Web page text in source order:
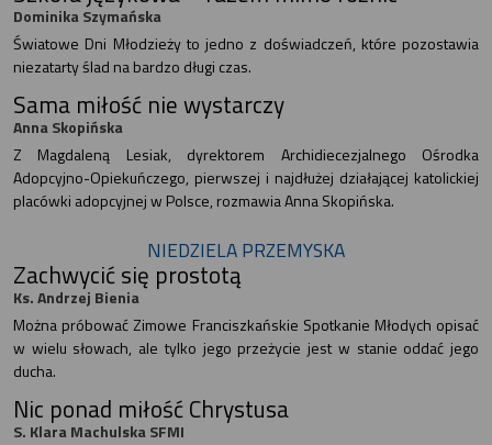
Dominika Szymańska
Światowe Dni Młodzieży to jedno z doświadczeń, które pozostawia
niezatarty ślad na bardzo długi czas.
Sama miłość nie wystarczy
Anna Skopińska
Z Magdaleną Lesiak, dyrektorem Archidiecezjalnego Ośrodka
Adopcyjno-Opiekuńczego, pierwszej i najdłużej działającej katolickiej
placówki adopcyjnej w Polsce, rozmawia Anna Skopińska.
NIEDZIELA PRZEMYSKA
Zachwycić się prostotą
Ks. Andrzej Bienia
Można próbować Zimowe Franciszkańskie Spotkanie Młodych opisać
w wielu słowach, ale tylko jego przeżycie jest w stanie oddać jego
ducha.
Nic ponad miłość Chrystusa
S. Klara Machulska SFMI